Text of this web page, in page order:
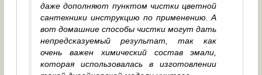
даже дополняют пунктом чистки цветной
сантехники инструкцию по применению. А
вот домашние способы чистки могут дать
непредсказуемый результат, так как
очень важен химический состав эмали,
которая использовалась в изготовлении